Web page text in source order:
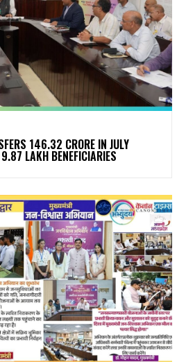
₹146.32 CRORE IN JULY
LAKH BENEFICIARIES